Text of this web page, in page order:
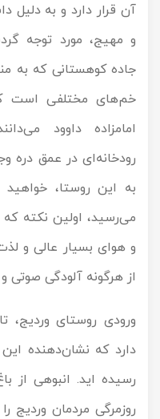
آن قرار دارد و به
و مهیج، مورد توجه
جاده کوهستانی که به
خم‌های مختلفی است
امامزاده داوود
رودخانه‌ای در عمق دره
به این روستا،
می‌رسید، اولین نکته
و هوای بسیار عالی و
از هرگونه آلودگی
ورودی روستای وردیج،
دارد که نشان‌دهنده
رسیده اید. انبوهی از
روزمرگی مردمان